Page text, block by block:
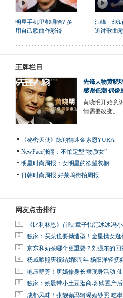
明星手机里都唱啥? 多
用自己歌曲作彩铃
汪峰一纸
追讨歌曲
王牌栏目
先锋人物黄晓
感谢低潮 偶像
黄晓明开始意
情需要改变
《秘密天使》陈翔情迷金素恩YURA
NewFace张俪：不怕定型“物质女”
明星时尚周报：女明星的欲望衣橱
日韩时尚周报 好莱坞街拍周报
网友点击排行
1 《比利林恩》首映 章子怡范冰冰冯
2 独家：买菜也要拗造型！金星携女逛
3 京东和奶茶哪个更重要？刘强东的回
4 杨威晒照庆祝结婚8周年 杨阳洋轻抚
5 艳压群芳！唐嫣修身长裙现身活动
6 独家：姚晨带小土豆逛商场 购置产
7 成都风味！张靓颖冯轲曝婚纱照 吃